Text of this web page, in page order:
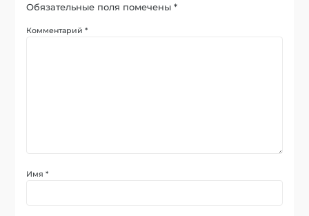
Обязательные поля помечены*
Комментарий*
Имя*